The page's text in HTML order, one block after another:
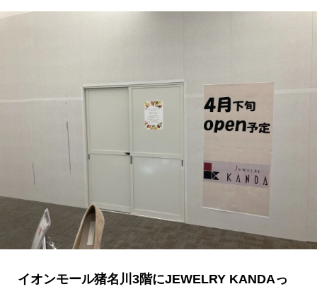
イオンモール猪名川3階にJEWELRY KANDAっ